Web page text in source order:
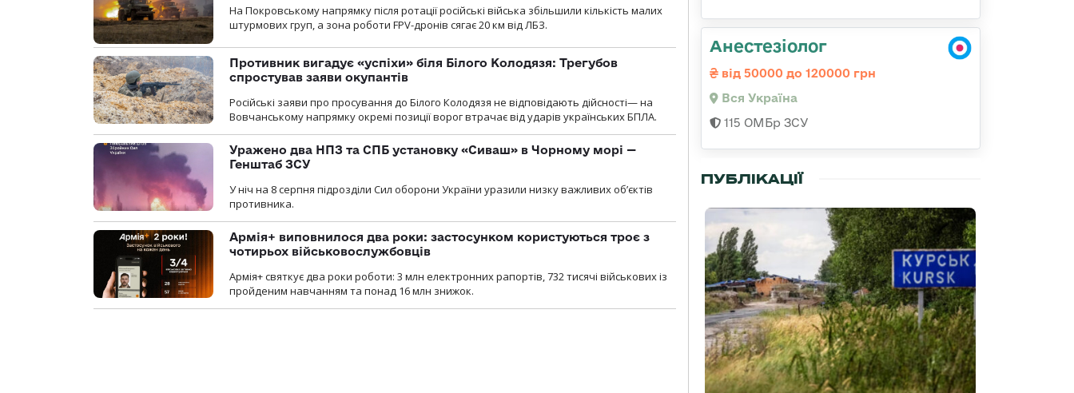
На Покровському напрямку після ротації російські війська збільшили кількість малих
штурмових груп, а зона роботи FPV-дронів сягає 20 км від ЛБЗ.
Противник вигадує «успіхи» біля Білого Колодязя: Трегубов
спростував заяви окупантів
Російські заяви про просування до Білого Колодязя не відповідають дійсності— на
Вовчанському напрямку окремі позиції ворог втрачає від ударів українських БПЛА.
Уражено два НПЗ та СПБ установку «Сиваш» в Чорному морі —
Генштаб ЗСУ
У ніч на 8 серпня підрозділи Сил оборони України уразили низку важливих об’єктів
противника.
Армія+ виповнилося два роки: застосунком користуються троє з
чотирьох військовослужбовців
Армія+ святкує два роки роботи: 3 млн електронних рапортів, 732 тисячі військових із
пройденим навчанням та понад 16 млн знижок.
Анестезіолог
від 50000 до 120000 грн
Вся Україна
115 ОМБр ЗСУ
ПУБЛІКАЦІЇ